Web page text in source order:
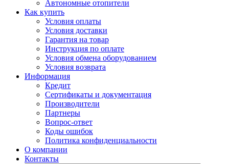
Автономные отопители
Как купить
Условия оплаты
Условия доставки
Гарантия на товар
Инструкция по оплате
Условия обмена оборудованием
Условия возврата
Информация
Кредит
Сертификаты и документация
Производители
Партнеры
Вопрос-ответ
Коды ошибок
Политика конфиденциальности
О компании
Контакты